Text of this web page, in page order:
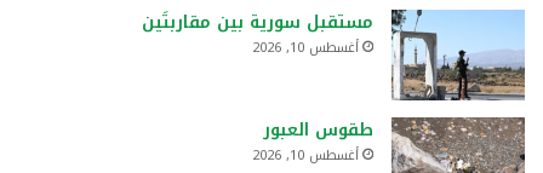
مستقبل سورية بين مقاربتَين
أغسطس 10, 2026
طقوس العبور
أغسطس 10, 2026